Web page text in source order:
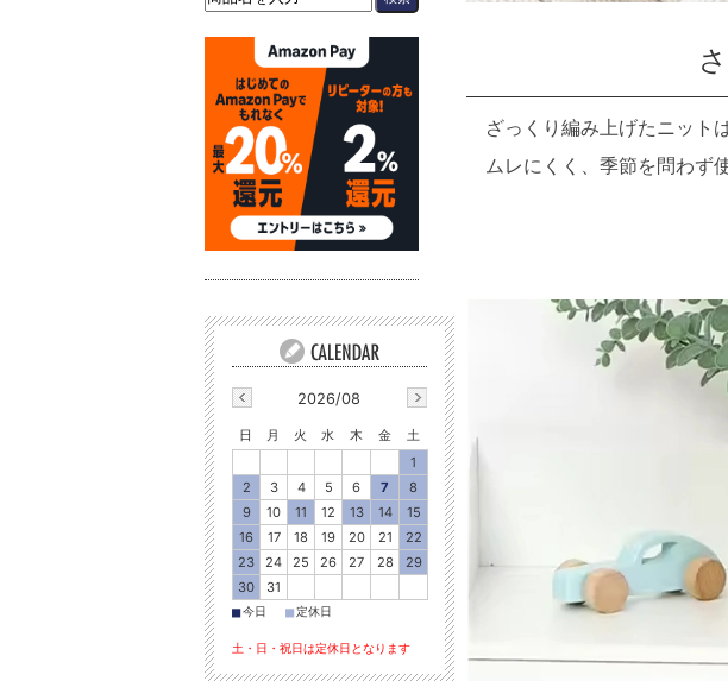
ざっくり編み上げたニット
ムレにくく、季節を問わず
2026/08
日 月 火 水 木 金
土
1
2
3 4 5 6 7
8
9
10 11 12 13 14
15
16
17 18 19 20 21
22
23
24 25 26 27 28
29
30
31
■今日 ■定休日
土・日・祝日は定休日となります